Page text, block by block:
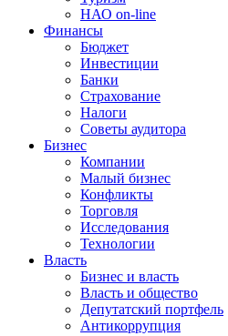
НАО on-line
Финансы
Бюджет
Инвестиции
Банки
Страхование
Налоги
Советы аудитора
Бизнес
Компании
Малый бизнес
Конфликты
Торговля
Исследования
Технологии
Власть
Бизнес и власть
Власть и общество
Депутатский портфель
Антикоррупция